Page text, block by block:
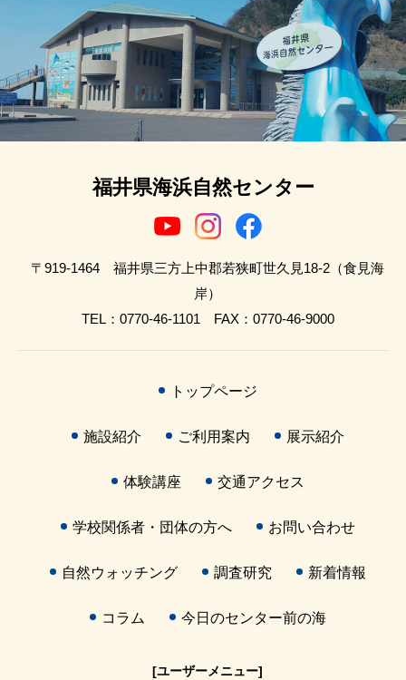
福井県海浜自然センター
〒919-1464 福井県三方上中郡若狭町世久見18-2（食見海
岸）
TEL：0770-46-1101 FAX：0770-46-9000
トップページ
施設紹介 ご利用案内 展示紹介
体験講座 交通アクセス
学校関係者・団体の方へ お問い合わせ
自然ウォッチング 調査研究 新着情報
コラム 今日のセンター前の海
[ユーザーメニュー]